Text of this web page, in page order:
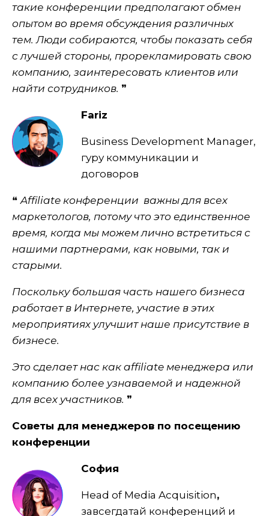
такие конференции предполагают обмен
опытом во время обсуждения различных
тем. Люди собираются, чтобы показать себя
с лучшей стороны, прорекламировать свою
компанию, заинтересовать клиентов или
найти сотрудников. ❞
Fariz
Business Development Manager,
гуру коммуникации и
договоров
❝ Affiliate конференции важны для всех
маркетологов, потому что это единственное
время, когда мы можем лично встретиться с
нашими партнерами, как новыми, так и
старыми.
Поскольку большая часть нашего бизнеса
работает в Интернете, участие в этих
мероприятиях улучшит наше присутствие в
бизнесе.
Это сделает нас как affiliate менеджера или
компанию более узнаваемой и надежной
для всех участников. ❞
Советы для менеджеров по посещению
конференции
София
Head of Media Acquisition,
завсегдатай конференций и